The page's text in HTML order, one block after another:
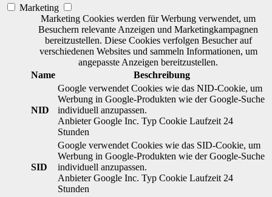
Marketing
Marketing Cookies werden für Werbung verwendet, um
Besuchern relevante Anzeigen und Marketingkampagnen
bereitzustellen. Diese Cookies verfolgen Besucher auf
verschiedenen Websites und sammeln Informationen, um
angepasste Anzeigen bereitzustellen.
Name
Beschreibung
NID
Google verwendet Cookies wie das NID-Cookie, um
Werbung in Google-Produkten wie der Google-Suche
individuell anzupassen.
Anbieter Google Inc. Typ Cookie Laufzeit 24
Stunden
SID
Google verwendet Cookies wie das SID-Cookie, um
Werbung in Google-Produkten wie der Google-Suche
individuell anzupassen.
Anbieter Google Inc. Typ Cookie Laufzeit 24
Stunden